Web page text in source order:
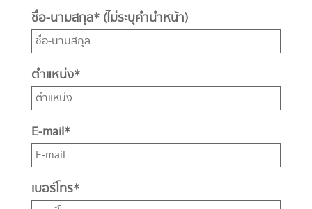
ชื่อ-นามสกุล* (ไม่ระบุคำนำหน้า)
ตำแหน่ง*
E-mail*
เบอร์โทร*